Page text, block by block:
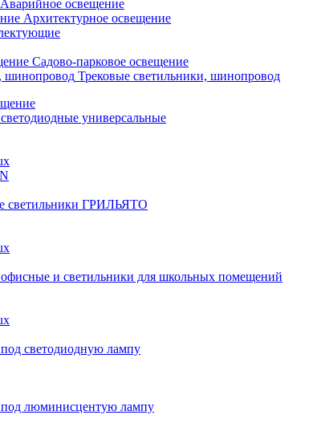
Аварийное освещение
Архитектурное освещение
Садово-парковое освещение
Трековые светильники, шинопровод
универсальные
светильники ГРИЛЬЯТО
и светильники для школьных помещений
светодиодную лампу
люминисцентую лампу